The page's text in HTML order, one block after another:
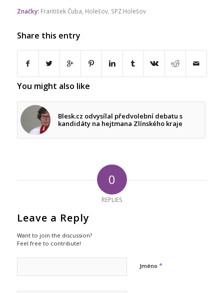
Značky: František Čuba Holešov, SPZ Holešov
Share this entry
You might also like
Blesk.cz odvysílal předvolební debatu s
kandidáty na hejtmana Zlínského kraje
0
REPLIES
Leave a Reply
Want to join the discussion?
Feel free to contribute!
Jméno *